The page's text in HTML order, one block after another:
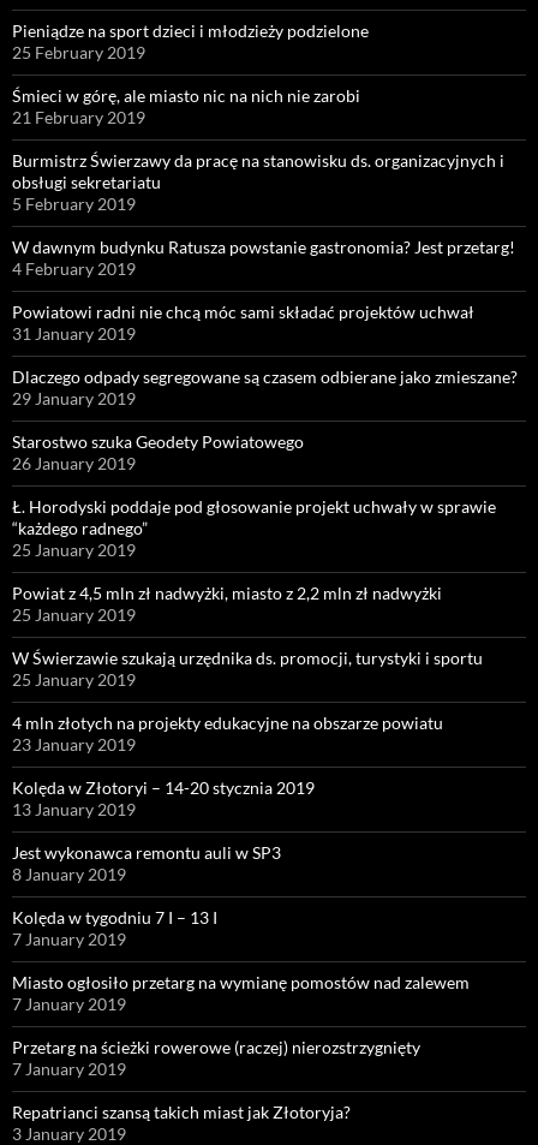
Pieniądze na sport dzieci i młodzieży podzielone
25 February 2019
Śmieci w górę, ale miasto nic na nich nie zarobi
21 February 2019
Burmistrz Świerzawy da pracę na stanowisku ds. organizacyjnych i
obsługi sekretariatu
5 February 2019
W dawnym budynku Ratusza powstanie gastronomia? Jest przetarg!
4 February 2019
Powiatowi radni nie chcą móc sami składać projektów uchwał
31 January 2019
Dlaczego odpady segregowane są czasem odbierane jako zmieszane?
29 January 2019
Starostwo szuka Geodety Powiatowego
26 January 2019
Ł. Horodyski poddaje pod głosowanie projekt uchwały w sprawie
“każdego radnego”
25 January 2019
Powiat z 4,5 mln zł nadwyżki, miasto z 2,2 mln zł nadwyżki
25 January 2019
W Świerzawie szukają urzędnika ds. promocji, turystyki i sportu
25 January 2019
4 mln złotych na projekty edukacyjne na obszarze powiatu
23 January 2019
Kolęda w Złotoryi – 14-20 stycznia 2019
13 January 2019
Jest wykonawca remontu auli w SP3
8 January 2019
Kolęda w tygodniu 7 I – 13 I
7 January 2019
Miasto ogłosiło przetarg na wymianę pomostów nad zalewem
7 January 2019
Przetarg na ścieżki rowerowe (raczej) nierozstrzygnięty
7 January 2019
Repatrianci szansą takich miast jak Złotoryja?
3 January 2019